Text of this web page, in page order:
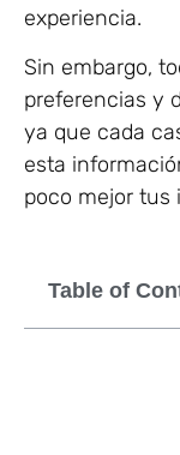
experiencia.
Sin embargo,
preferencias y
ya que cada
esta
poco mejor tus
Table of